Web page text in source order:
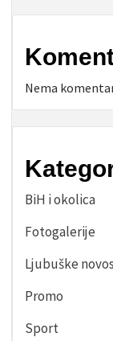
Nema
BiH i okolica
Fotogalerije
Ljubuške
Promo
Sport